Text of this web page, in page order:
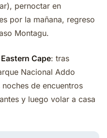
pernoctar en
por la mañana, regreso
Montagu.
Cape: tras
Nacional Addo
de encuentros
y luego volar a casa